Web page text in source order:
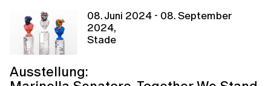
08. Juni 2024 - 08. September
2024,
Stade
Ausstellung: